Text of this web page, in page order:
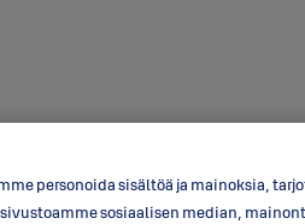
personoida sisältöä ja mainoksia,
sosiaalisen median,